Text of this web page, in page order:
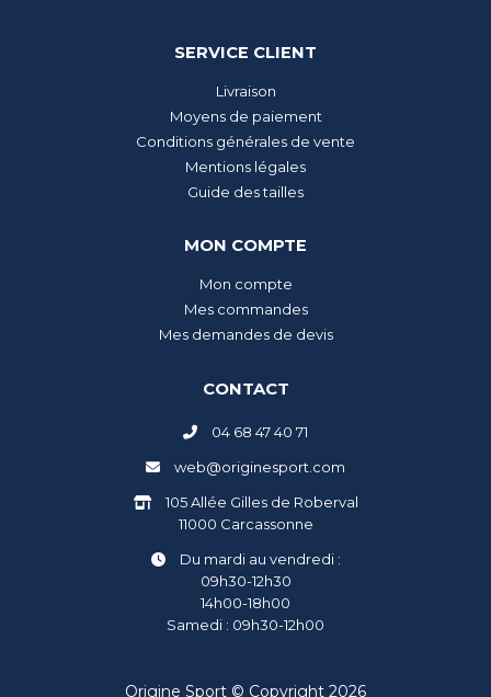
SERVICE CLIENT
Livraison
Moyens de paiement
Conditions générales de vente
Mentions légales
Guide des tailles
MON COMPTE
Mon compte
Mes commandes
Mes demandes de devis
CONTACT
04 68 47 40 71
web@originesport.com
105 Allée Gilles de Roberval
11000 Carcassonne
Du mardi au vendredi :
09h30-12h30
14h00-18h00
Samedi : 09h30-12h00
Origine Sport © Copyright 2026